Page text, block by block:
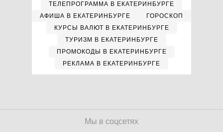
ТЕЛЕПРОГРАММА В ЕКАТЕРИНБУРГЕ
АФИША В ЕКАТЕРИНБУРГЕ
ГОРОСКОП
КУРСЫ ВАЛЮТ В ЕКАТЕРИНБУРГЕ
ТУРИЗМ В ЕКАТЕРИНБУРГЕ
ПРОМОКОДЫ В ЕКАТЕРИНБУРГЕ
РЕКЛАМА В ЕКАТЕРИНБУРГЕ
Мы в соцсетях